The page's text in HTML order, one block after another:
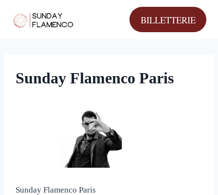
BILLETTERIE
Sunday Flamenco Paris
Sunday Flamenco Paris